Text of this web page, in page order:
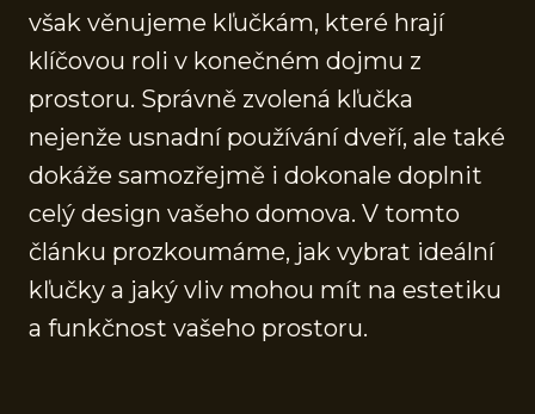
však věnujeme kľučkám, které hrají
klíčovou roli v konečném dojmu z
prostoru. Správně zvolená kľučka
nejenže usnadní používání dveří, ale také
dokáže samozřejmě i dokonale doplnit
celý design vašeho domova. V tomto
článku prozkoumáme, jak vybrat ideální
kľučky a jaký vliv mohou mít na estetiku
a funkčnost vašeho prostoru.